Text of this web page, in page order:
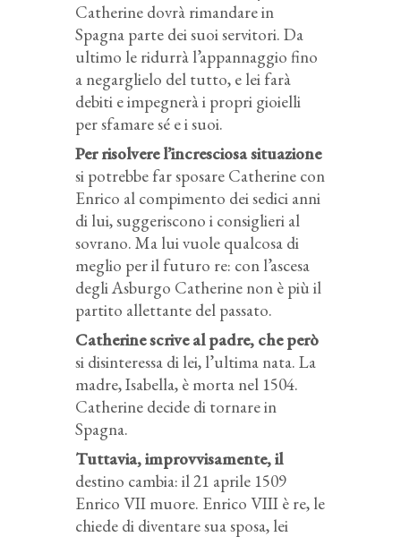
Catherine dovrà rimandare in
Spagna parte dei suoi servitori. Da
ultimo le ridurrà l’appannaggio fino
a negarglielo del tutto, e lei farà
debiti e impegnerà i propri gioielli
per sfamare sé e i suoi.
Per risolvere l’incresciosa situazione
si potrebbe far sposare Catherine con
Enrico al compimento dei sedici anni
di lui, suggeriscono i consiglieri al
sovrano. Ma lui vuole qualcosa di
meglio per il futuro re: con l’ascesa
degli Asburgo Catherine non è più il
partito allettante del passato.
Catherine scrive al padre, che però
si disinteressa di lei, l’ultima nata. La
madre, Isabella, è morta nel 1504.
Catherine decide di tornare in
Spagna.
Tuttavia, improvvisamente, il
destino cambia: il 21 aprile 1509
Enrico VII muore. Enrico VIII è re, le
chiede di diventare sua sposa, lei